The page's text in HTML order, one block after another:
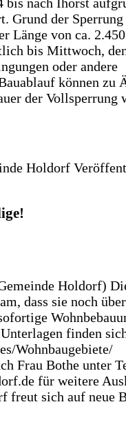
Grund der
Länge von ca.
bis Mittwoch,
oder andere
können zu
der Vollsperrung
Holdorf
Holdorf)
dass sie noch
finden
Wohnbaugebiete/
Frau Bothe unter
für weitere
freut sich auf neue